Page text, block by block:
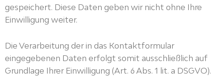
gespeichert. Diese Daten geben wir nicht ohne Ihre
Einwilligung weiter.
Die Verarbeitung der in das Kontaktformular
eingegebenen Daten erfolgt somit ausschließlich auf
Grundlage Ihrer Einwilligung (Art. 6 Abs. 1 lit. a DSGVO).